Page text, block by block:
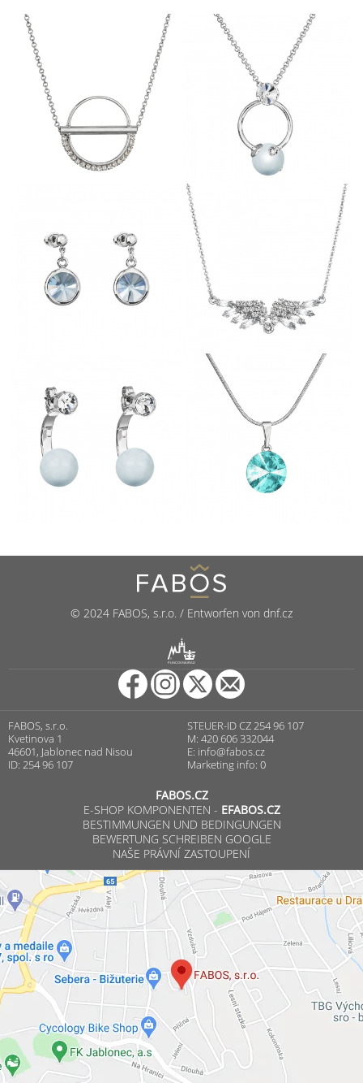
© 2024 FABOS, s.r.o. / Entworfen von dnf.cz
PUNCOVNÍ ÚŘAD
FABOS, s.r.o.
Kvetinova 1
46601, Jablonec nad Nisou
ID: 254 96 107
STEUER-ID CZ 254 96 107
M: 420 606 332044
E: info@fabos.cz
Marketing info: 0
FABOS.CZ
E-SHOP KOMPONENTEN - EFABOS.CZ
BESTIMMUNGEN UND BEDINGUNGEN
BEWERTUNG SCHREIBEN GOOGLE
NAŠE PRÁVNÍ ZASTOUPENÍ